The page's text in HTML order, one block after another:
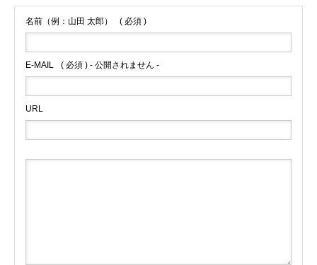
名前（例：山田 太郎） ( 必須 )
E-MAIL ( 必須 ) - 公開されません -
URL